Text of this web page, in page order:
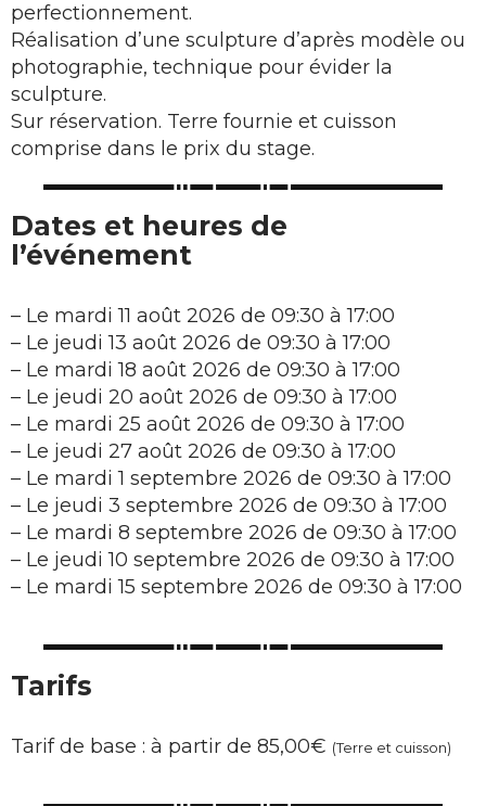
perfectionnement.
Réalisation d’une sculpture d’après modèle ou
photographie, technique pour évider la
sculpture.
Sur réservation. Terre fournie et cuisson
comprise dans le prix du stage.
Dates et heures de
l’événement
– Le mardi 11 août 2026 de 09:30 à 17:00
– Le jeudi 13 août 2026 de 09:30 à 17:00
– Le mardi 18 août 2026 de 09:30 à 17:00
– Le jeudi 20 août 2026 de 09:30 à 17:00
– Le mardi 25 août 2026 de 09:30 à 17:00
– Le jeudi 27 août 2026 de 09:30 à 17:00
– Le mardi 1 septembre 2026 de 09:30 à 17:00
– Le jeudi 3 septembre 2026 de 09:30 à 17:00
– Le mardi 8 septembre 2026 de 09:30 à 17:00
– Le jeudi 10 septembre 2026 de 09:30 à 17:00
– Le mardi 15 septembre 2026 de 09:30 à 17:00
Tarifs
Tarif de base : à partir de 85,00€ (Terre et cuisson)